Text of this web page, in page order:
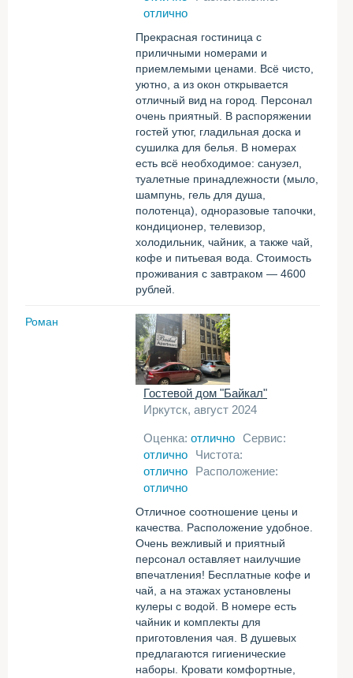
отлично
Прекрасная гостиница с
приличными номерами и
приемлемыми ценами. Всё чисто,
уютно, а из окон открывается
отличный вид на город. Персонал
очень приятный. В распоряжении
гостей утюг, гладильная доска и
сушилка для белья. В номерах
есть всё необходимое: санузел,
туалетные принадлежности (мыло,
шампунь, гель для душа,
полотенца), одноразовые тапочки,
кондиционер, телевизор,
холодильник, чайник, а также чай,
кофе и питьевая вода. Стоимость
проживания с завтраком — 4600
рублей.
Роман
Гостевой дом "Байкал"
Иркутск, август 2024
Оценка: отлично Сервис:
отлично
Чистота:
отлично
Расположение:
отлично
Отличное соотношение цены и
качества. Расположение удобное.
Очень вежливый и приятный
персонал оставляет наилучшие
впечатления! Бесплатные кофе и
чай, а на этажах установлены
кулеры с водой. В номере есть
чайник и комплекты для
приготовления чая. В душевых
предлагаются гигиенические
наборы. Кровати комфортные,